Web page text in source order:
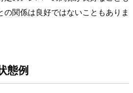
の関係は良好ではないこともありま
態例